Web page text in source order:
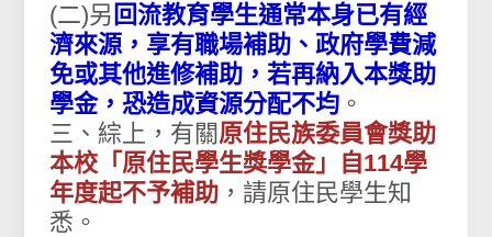
(二)另 回流教育學生通常本身已有經
濟來源，享有職場補助、政府學費減
免或其他進修補助，若再納入本獎助
學金，恐造成資源分配不均 。
三、綜上，有關原住民族委員會獎助
本校「原住民學生獎學金」自114學
年度起不予補助 ，請原住民學生知
悉。